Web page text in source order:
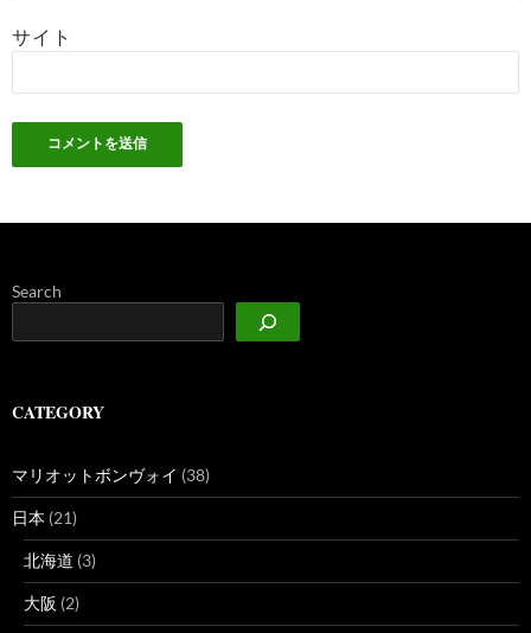
サイト
Search
CATEGORY
マリオットボンヴォイ (38)
日本 (21)
北海道 (3)
大阪 (2)